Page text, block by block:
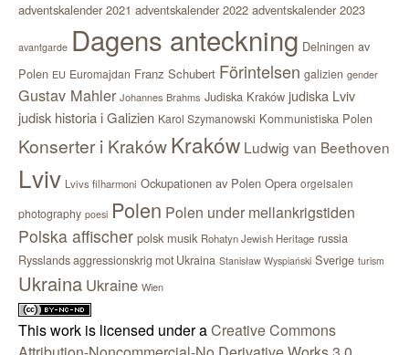
adventskalender 2021 adventskalender 2022 adventskalender 2023
avantgarde Dagens anteckning Delningen av
Polen EU Euromajdan Franz Schubert Förintelsen galizien gender
Gustav Mahler Johannes Brahms Judiska Kraków judiska Lviv
judisk historia i Galizien Karol Szymanowski Kommunistiska Polen
Konserter i KrakówKraków Ludwig van Beethoven
Lviv Lvivs filharmoni Ockupationen av Polen Opera orgelsalen
photography poesi Polen Polen under mellankrigstiden
Polska affischer polsk musik Rohatyn Jewish Heritage russia
Rysslands aggressionskrig mot Ukraina Stanisław Wyspiański Sverige turism
Ukraina Ukraine Wien
This work is licensed under aCreative Commons